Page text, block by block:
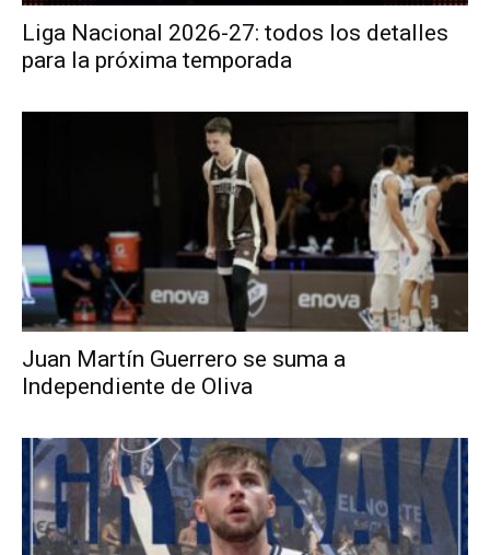
Liga Nacional 2026-27: todos los detalles
para la próxima temporada
Juan Martín Guerrero se suma a
Independiente de Oliva